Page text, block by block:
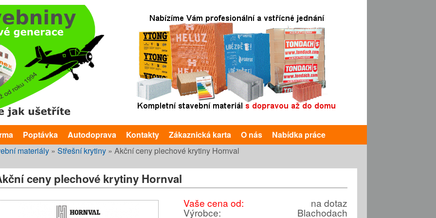
Přejít k hlavnímu obsahu
Poptávka Autodoprava Kontakty Zákaznická karta O nás Nabídka práce
zdemateriály »Střešní krytiny »Akční ceny plechové krytiny Hornval
ceny plechové krytiny Hornval
Vaše cena od: na dotaz
Výrobce: Blachodach